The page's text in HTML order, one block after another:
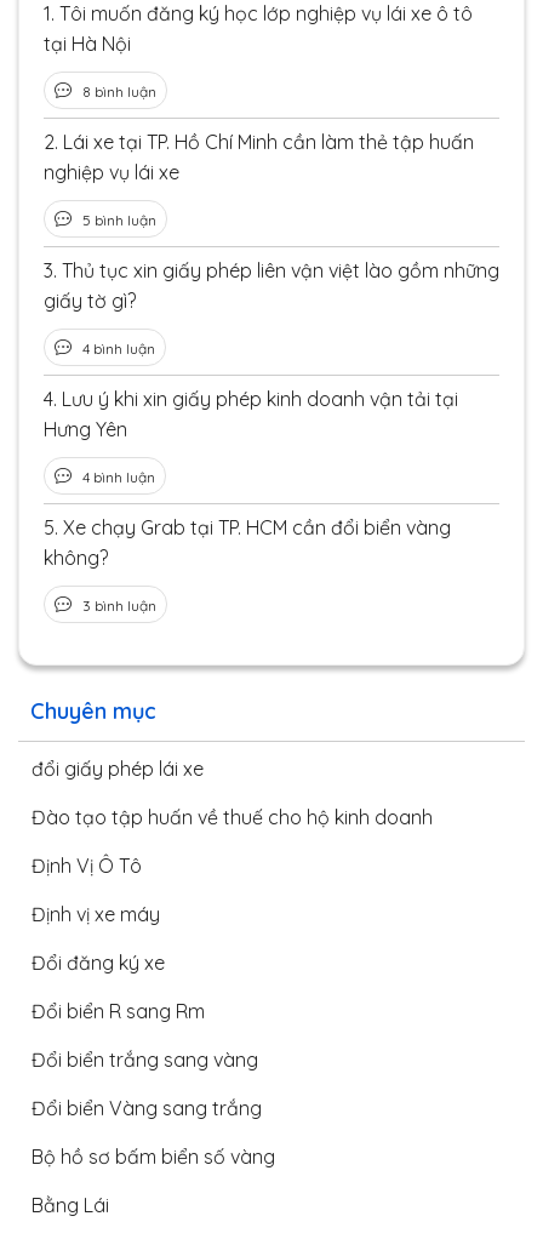
Chuyên mục
đổi giấy phép lái xe
Đào tạo tập huấn về thuế cho hộ kinh doanh
Định Vị Ô Tô
Định vị xe máy
Đổi đăng ký xe
Đổi biển R sang Rm
Đổi biển trắng sang vàng
Đổi biển Vàng sang trắng
Bộ hồ sơ bấm biển số vàng
Bằng Lái
1. Tôi muốn đăng ký học lớp nghiệp vụ lái xe ô tô
tại Hà Nội
8 bình luận
2. Lái xe tại TP. Hồ Chí Minh cần làm thẻ tập huấn
nghiệp vụ lái xe
5 bình luận
3. Thủ tục xin giấy phép liên vận việt lào gồm những
giấy tờ gì?
4 bình luận
4. Lưu ý khi xin giấy phép kinh doanh vận tải tại
Hưng Yên
4 bình luận
5. Xe chạy Grab tại TP. HCM cần đổi biển vàng
không?
3 bình luận